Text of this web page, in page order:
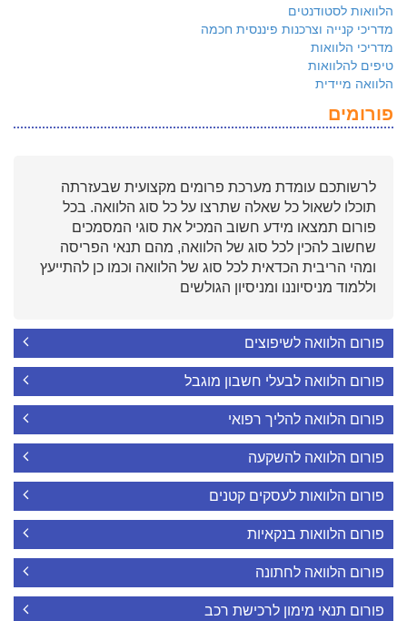
הלוואות לסטודנטים
מדריכי קנייה וצרכנות פיננסית חכמה
מדריכי הלוואות
טיפים להלוואות
הלוואה מיידית
פורומים
לרשותכם עומדת מערכת פרומים מקצועית שבעזרתה
תוכלו לשאול כל שאלה שתרצו על כל סוג הלוואה. בכל
פורום תמצאו מידע חשוב המכיל את סוגי המסמכים
שחשוב להכין לכל סוג של הלוואה, מהם תנאי הפריסה
ומהי הריבית הכדאית לכל סוג של הלוואה וכמו כן להתייעץ
וללמוד מניסיוננו ומניסיון הגולשים
פורום הלוואה לשיפוצים
פורום הלוואה לבעלי חשבון מוגבל
פורום הלוואה להליך רפואי
פורום הלוואה להשקעה
פורום הלוואות לעסקים קטנים
פורום הלוואות בנקאיות
פורום הלוואה לחתונה
פורום תנאי מימון לרכישת רכב